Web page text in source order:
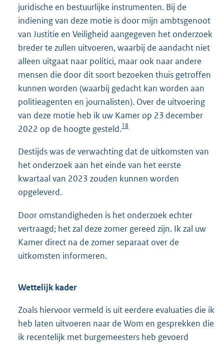
juridische en bestuurlijke instrumenten. Bij de
indiening van deze motie is door mijn ambtsgenoot
van Justitie en Veiligheid aangegeven het onderzoek
breder te zullen uitvoeren, waarbij de aandacht niet
alleen uitgaat naar politici, maar ook naar andere
mensen die door dit soort bezoeken thuis getroffen
kunnen worden (waarbij gedacht kan worden aan
politieagenten en journalisten). Over de uitvoering
van deze motie heb ik uw Kamer op 23 december
2022 op de hoogte gesteld.18
Destijds was de verwachting dat de uitkomsten van
het onderzoek aan het einde van het eerste
kwartaal van 2023 zouden kunnen worden
opgeleverd.
Door omstandigheden is het onderzoek echter
vertraagd; het zal deze zomer gereed zijn. Ik zal uw
Kamer direct na de zomer separaat over de
uitkomsten informeren.
Wettelijk kader
Zoals hiervoor vermeld is uit eerdere evaluaties die ik
heb laten uitvoeren naar de Wom en gesprekken die
ik recentelijk met burgemeesters heb gevoerd